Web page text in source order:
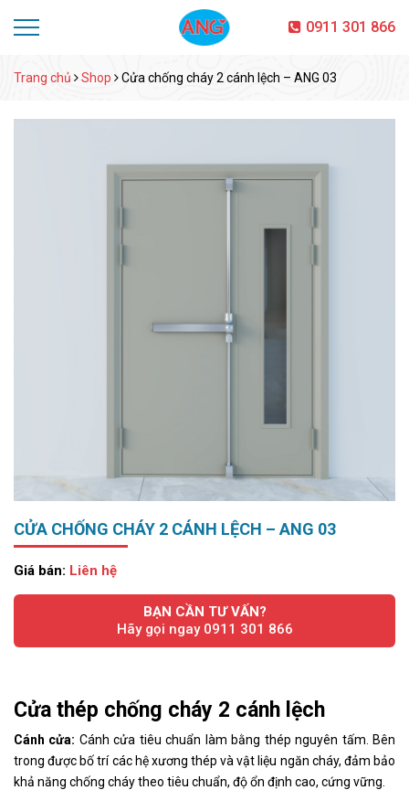
0911 301 866
Trang chủ Shop Cửa chống cháy 2 cánh lệch – ANG 03
CỬA CHỐNG CHÁY 2 CÁNH LỆCH – ANG 03
Giá bán: Liên hệ
BẠN CẦN TƯ VẤN?
Hãy gọi ngay 0911 301 866
Cửa thép chống cháy 2 cánh lệch
Cánh cửa: Cánh cửa tiêu chuẩn làm bằng thép nguyên tấm. Bên
trong được bố trí các hệ xương thép và vật liệu ngăn cháy, đảm bảo
khả năng chống cháy theo tiêu chuẩn, độ ổn định cao, cứng vững.